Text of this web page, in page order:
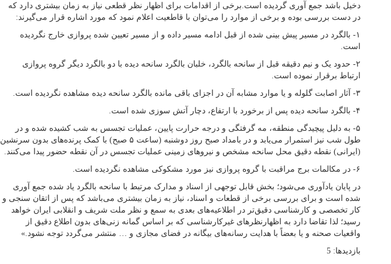
دخیل باشد جمع آوری گردیده است.برخی از اقدامات برای اظهار نظر قطعی نیاز به زمان بیشتری دارد که
در دست بررسی بوده و برخی از موارد را می‌توان با قاطعیت اعلام نمود که مورد اشاره قرار می‌گیرند:
۱- بالگرد در مسیر پیش بینی شده از قبل ادامه مسیر داده و از مسیر تعیین شده پروازی خارج نگردیده
است.
۲- حدود یک و نیم دقیقه قبل از سانحه بالگرد، خلبان بالگرد سانحه دیده با دو بالگرد دیگر گروه پروازی
ارتباط برقرار نموده است.
۳- آثار اصابت گلوله و یا موارد مشابه آن در اجزای باقی مانده بالگرد سانحه دیده مشاهده نگردیده است.
۴- بالگرد سانحه دیده پس از برخورد با ارتفاع، دچار آتش سوزی شده است.
۵- به دلیل پیچیدگی منطقه، مه گرفتگی و درجه حرارت پایین، عملیات تجسس به شب کشیده شده و در
طول شب نیز استمرار می‌یابد و در بامداد صبح روز دوشنبه (ساعت ۵ صبح) با کمک پرنده‌های بدون سرنشین
(ایرانی) نقطه دقیق محل سانحه مشخص و نیرو‌های زمینی عملیات تجسس در آن نقطه حضور پیدا می‌کنند.
۶- در مکالمات برج مراقبت با گروه پروازی نیز مورد مشکوکی مشاهده نگردیده است.
در پایان یادآوری می‌شود؛ بخش قابل توجهی از اسناد و مدارک مرتبط با سانحه بالگرد یاد شده جمع آوری
شده است و برای بررسی برخی از قطعات و اسناد، نیاز به زمان بیشتری می‌باشد که پس از اتقان سنجی و
کار تخصصی و کارشناسی دقیق‌تر در اطلاعیه‌های بعدی به سمع و نظر ملت شریف و انقلابی ایران خواهد
رسید؛ لذا تقاضا دارد به اظهارنظر‌های غیرکارشناسی که بر اساس گمانه زنی‌های بدون اطلاع دقیق از
واقعیات صحنه و یا بعضاً با هدایت رسانه‌های بیگانه در فضای مجازی و … منتشر می‌گردد توجه نشود.»
بازدیدها: 5